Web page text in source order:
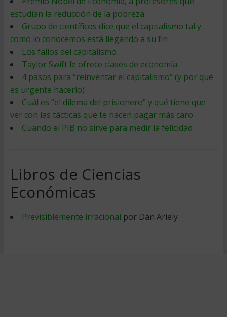
estudian la reducción de la pobreza
Grupo de científicos dice que el capitalismo tal y
como lo conocemos está llegando a su fin
Los fallos del capitalismo
Taylor Swift le ofrece clases de economía
4 pasos para “reinventar el capitalismo” (y por qué
es urgente hacerlo)
Cuál es “el dilema del prisionero” y qué tiene que
ver con las tácticas que te hacen pagar más caro
Cuando el PIB no sirve para medir la felicidad
Libros de Ciencias
Económicas
Previsiblemente irracional por Dan Ariely